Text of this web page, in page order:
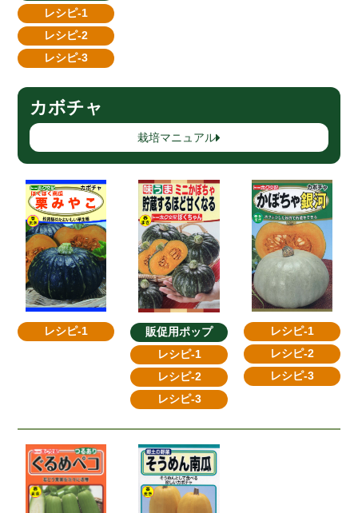
レシピ-1
レシピ-2
レシピ-3
カボチャ
栽培マニュアル
レシピ-1
販促用ポップ
レシピ-1
レシピ-2
レシピ-3
レシピ-1
レシピ-2
レシピ-3